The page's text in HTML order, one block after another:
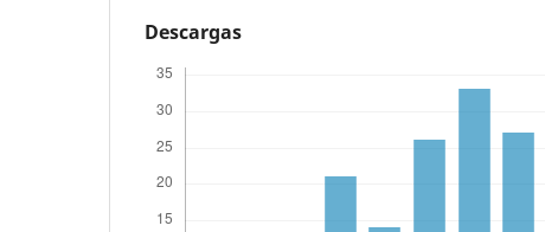
Descargas